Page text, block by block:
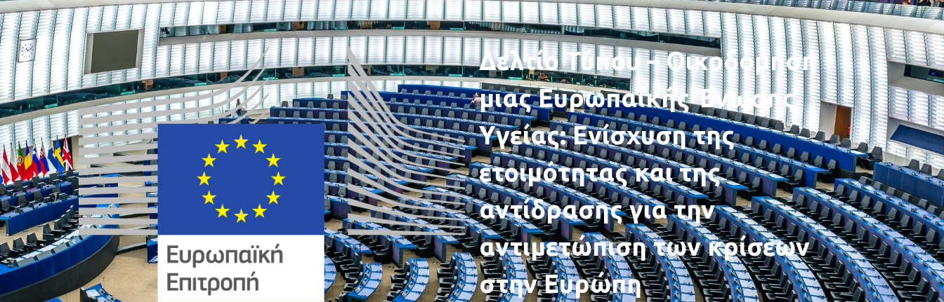
Δελτίο Τύπου – Οικοδόμηση
μιας Ευρωπαϊκής Ένωσης
Υγείας: Ενίσχυση της
ετοιμότητας και της
αντίδρασης για την
αντιμετώπιση των κρίσεων
στην Ευρώπη